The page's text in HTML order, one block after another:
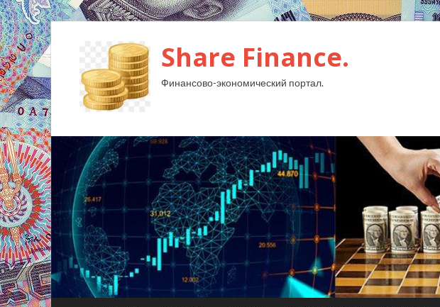
Share Finance.
Финансово-экономический портал.